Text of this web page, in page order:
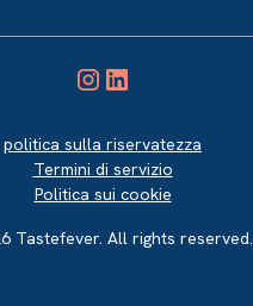
Tastefever. All rights reserved.
politica sulla riservatezza
Termini di servizio
Politica sui cookie